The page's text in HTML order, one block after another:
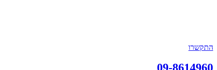
התקשרו